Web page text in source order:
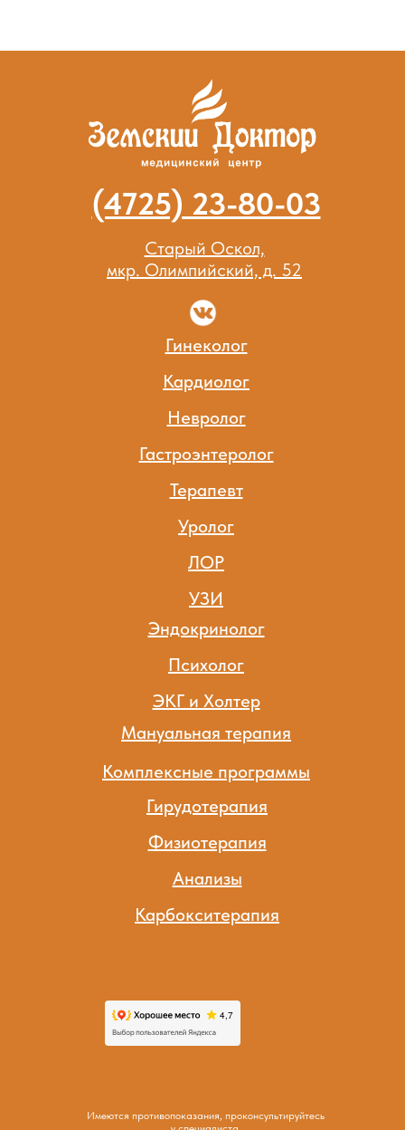
Гастроэнтеролог
Мануальная терапия
Уролог
УЗИ
(4725) 23-80-03
Физиотерапия
Старый Оскол,
мкр. Олимпийский, д. 52
Комплексные программы
Имеются противопоказания, проконсультируйтесь
Эндокринолог
Терапевт
ЭКГ и Холтер
Невролог
Анализы
Кардиолог
Карбокситерапия
Гинеколог
Гирудотерапия
ЛОР
Психолог